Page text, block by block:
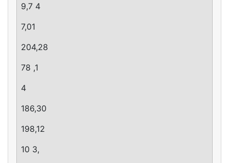
9,7 4
7,01
204,28
78 ,1
4
186,30
198,12
10 3,